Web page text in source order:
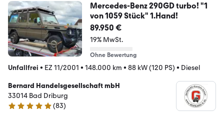
Mercedes-Benz 290GD turbo! "1
von 1059 Stück" 1.Hand!
89.950 €
19% MwSt.
Ohne Bewertung
Unfallfrei • EZ 11/2001 • 148.000 km • 88 kW (120 PS) • Diesel
Bernard Handelsgesellschaft mbH
33014 Bad Driburg
4.9 Sterne
(83)